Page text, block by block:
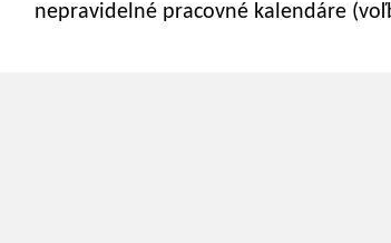
nepravidelné pracovné kalendáre